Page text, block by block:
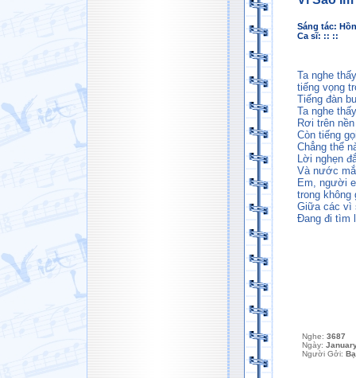
Sáng tác:
Ca sĩ: :: ::
Ta nghe thấy
tiếng vọng
Tiếng đàn
Ta nghe
Rơi trên
Còn tiếng
Chẳng thể
Lời nghẹn
Và nước
Em, người
trong không
Giữa các vì
Đang đi tìm
Nghe: 3687
Ngày:
Người Gởi: